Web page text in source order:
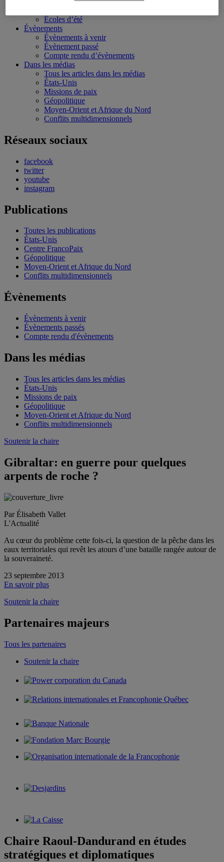
Écoles d’été
Évènements
Évènements à venir
Évènement passé
Compte rendu d’évènements
Dans les médias
Tous les articles dans les médias
États-Unis
Missions de paix
Géopolitique
Moyen-Orient et Afrique du Nord
Conflits multidimensionnels
Réseaux sociaux
facebook
twitter
youtube
instagram
Publications
Toutes les publications
États-Unis
Centre FrancoPaix
Géopolitique
Moyen-Orient et Afrique du Nord
Conflits multidimensionnels
Évènements
Évènements à venir
Évènements passés
Compte rendu d'évènements
Dans les médias
Tous les articles dans les médias
États-Unis
Missions de paix
Géopolitique
Moyen-Orient et Afrique du Nord
Conflits multidimensionnels
Soutenir la chaire
Gibraltar: en guerre pour quelques
arpents de roche ?
Par Élisabeth Vallet
L'Actualité
Au cœur du problème cette fois-ci, la question de la pêche dans les
eaux territoriales qui revêt les atours d’une bataille rangée autour de
la souveraineté.
23 septembre 2013
En savoir plus
Soutenir la chaire
Partenaires majeurs
Tous les partenaires
Soutenir la chaire
Chaire Raoul-Dandurand en études
stratégiques et diplomatiques